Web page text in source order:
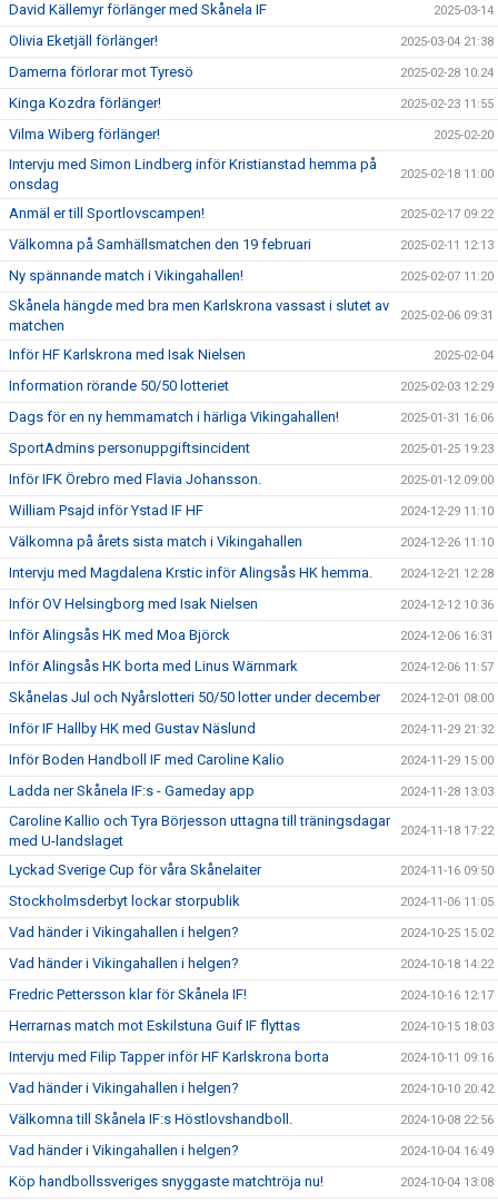
David Källemyr förlänger med Skånela IF 2025-03-14
Olivia Eketjäll förlänger! 2025-03-04 21:38
Damerna förlorar mot Tyresö 2025-02-28 10:24
Kinga Kozdra förlänger! 2025-02-23 11:55
Vilma Wiberg förlänger! 2025-02-20
Intervju med Simon Lindberg inför Kristianstad hemma på
onsdag
2025-02-18 11:00
Anmäl er till Sportlovscampen! 2025-02-17 09:22
Välkomna på Samhällsmatchen den 19 februari 2025-02-11 12:13
Ny spännande match i Vikingahallen! 2025-02-07 11:20
Skånela hängde med bra men Karlskrona vassast i slutet av
matchen
2025-02-06 09:31
Inför HF Karlskrona med Isak Nielsen 2025-02-04
Information rörande 50/50 lotteriet 2025-02-03 12:29
Dags för en ny hemmamatch i härliga Vikingahallen! 2025-01-31 16:06
SportAdmins personuppgiftsincident 2025-01-25 19:23
Inför IFK Örebro med Flavia Johansson. 2025-01-12 09:00
William Psajd inför Ystad IF HF 2024-12-29 11:10
Välkomna på årets sista match i Vikingahallen 2024-12-26 11:10
Intervju med Magdalena Krstic inför Alingsås HK hemma. 2024-12-21 12:28
Inför OV Helsingborg med Isak Nielsen 2024-12-12 10:36
Inför Alingsås HK med Moa Björck 2024-12-06 16:31
Inför Alingsås HK borta med Linus Wärnmark 2024-12-06 11:57
Skånelas Jul och Nyårslotteri 50/50 lotter under december 2024-12-01 08:00
Inför IF Hallby HK med Gustav Näslund 2024-11-29 21:32
Inför Boden Handboll IF med Caroline Kalio 2024-11-29 15:00
Ladda ner Skånela IF:s - Gameday app 2024-11-28 13:03
Caroline Kallio och Tyra Börjesson uttagna till träningsdagar
med U-landslaget
2024-11-18 17:22
Lyckad Sverige Cup för våra Skånelaiter 2024-11-16 09:50
Stockholmsderbyt lockar storpublik 2024-11-06 11:05
Vad händer i Vikingahallen i helgen? 2024-10-25 15:02
Vad händer i Vikingahallen i helgen? 2024-10-18 14:22
Fredric Pettersson klar för Skånela IF! 2024-10-16 12:17
Herrarnas match mot Eskilstuna Guif IF flyttas 2024-10-15 18:03
Intervju med Filip Tapper inför HF Karlskrona borta 2024-10-11 09:16
Vad händer i Vikingahallen i helgen? 2024-10-10 20:42
Välkomna till Skånela IF:s Höstlovshandboll. 2024-10-08 22:56
Vad händer i Vikingahallen i helgen? 2024-10-04 16:49
Köp handbollssveriges snyggaste matchtröja nu! 2024-10-04 13:08